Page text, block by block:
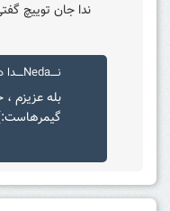
ندا جان توییچ
نــــNedaــــدا
بله عزیزم